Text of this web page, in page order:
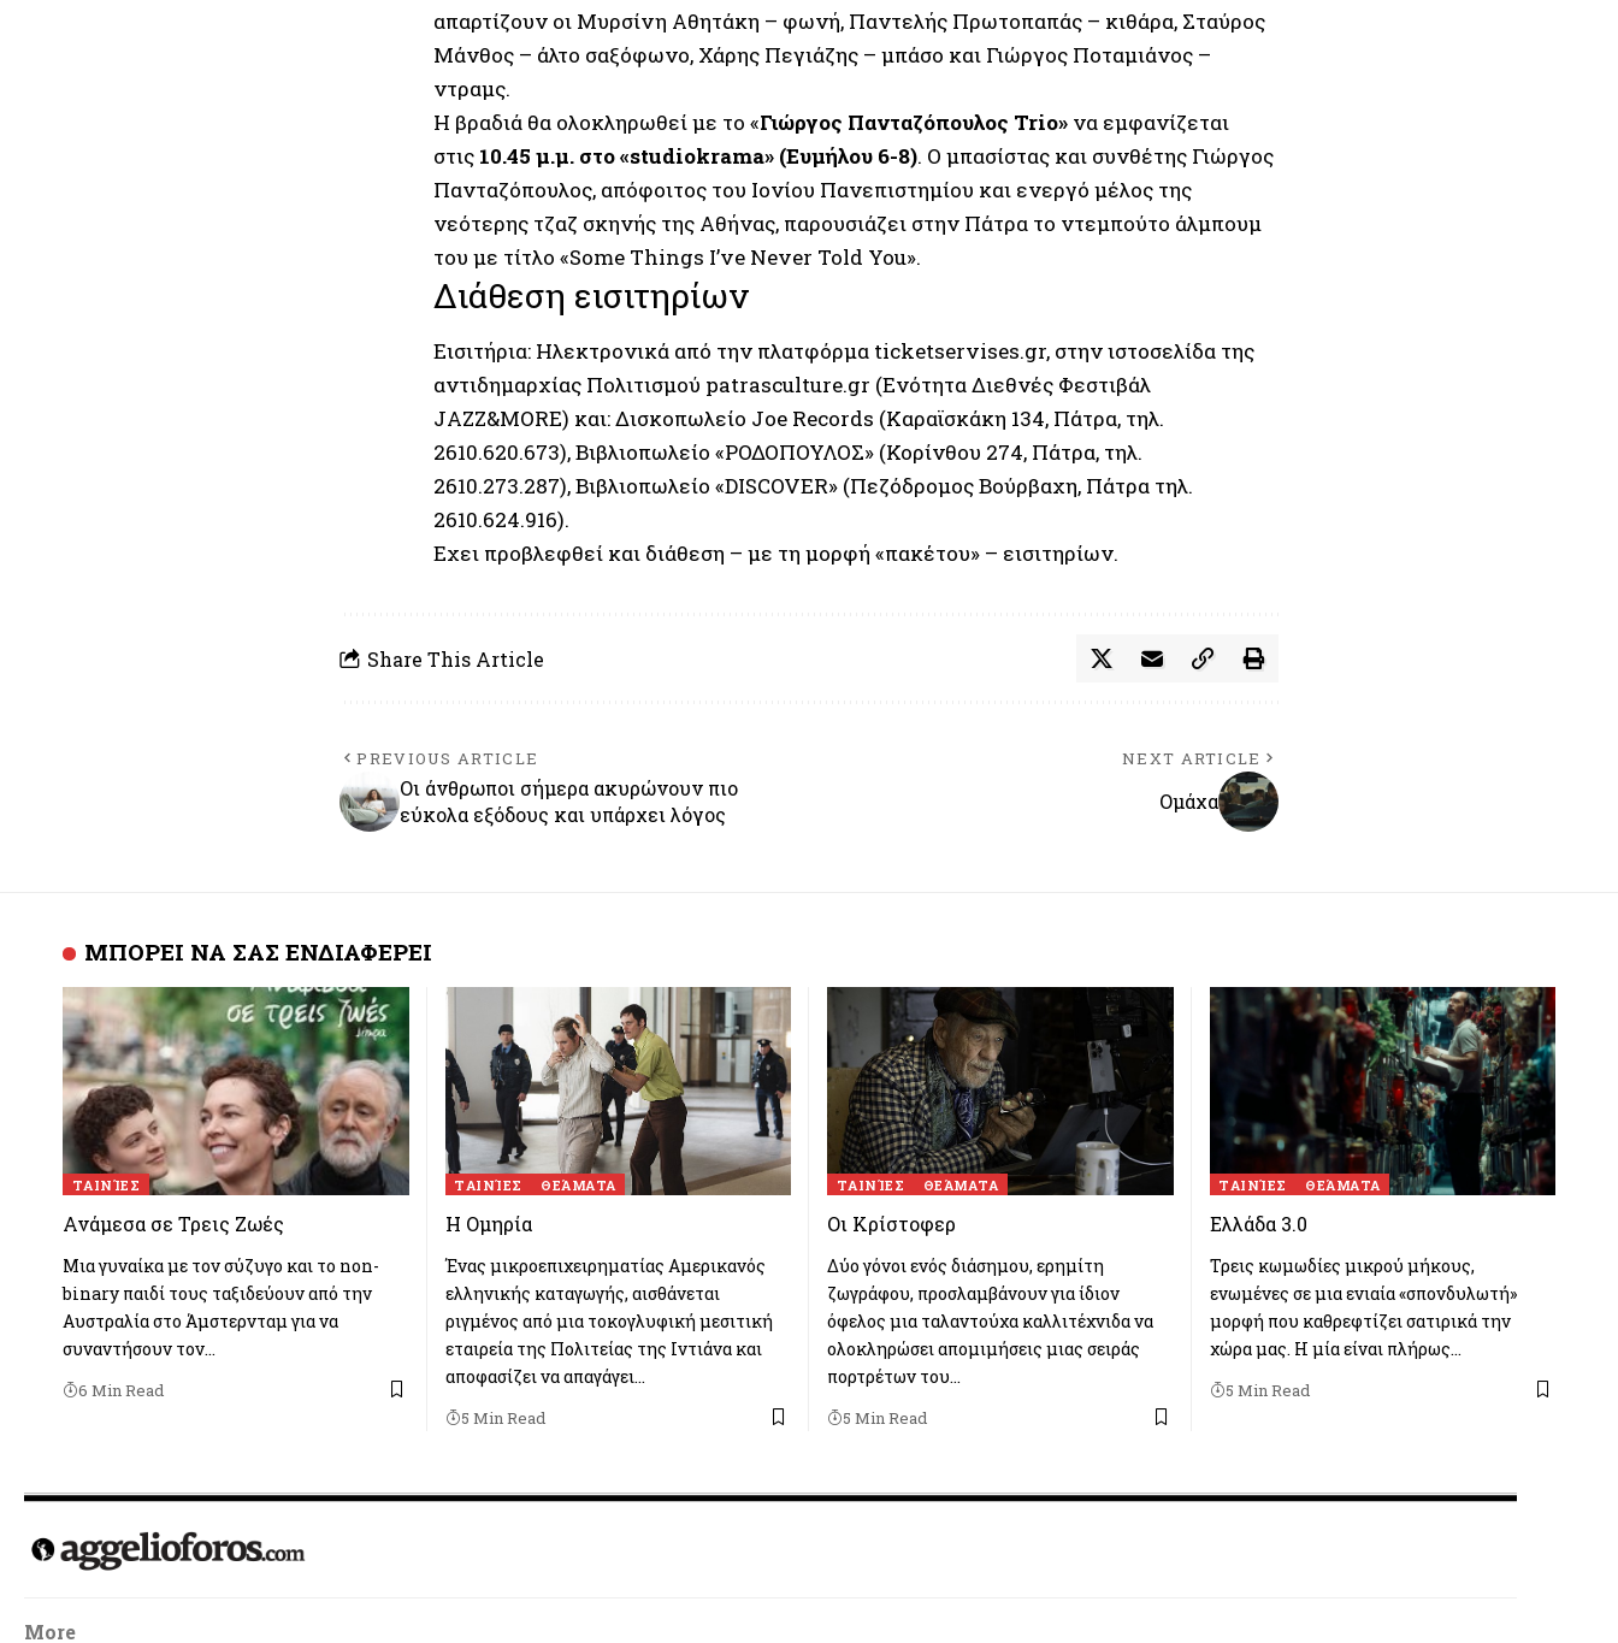
απαρτίζουν οι Μυρσίνη Αθητάκη – φωνή, Παντελής Πρωτοπαπάς – κιθάρα, Σταύρος
Μάνθος – άλτο σαξόφωνο, Χάρης Πεγιάζης – μπάσο και Γιώργος Ποταμιάνος –
ντραμς.
Η βραδιά θα ολοκληρωθεί με το «Γιώργος Πανταζόπουλος Trio» να εμφανίζεται
στις 10.45 μ.μ. στο «studiokrama» (Ευμήλου 6-8). Ο μπασίστας και συνθέτης Γιώργος
Πανταζόπουλος, απόφοιτος του Ιονίου Πανεπιστημίου και ενεργό μέλος της
νεότερης τζαζ σκηνής της Αθήνας, παρουσιάζει στην Πάτρα το ντεμπούτο άλμπουμ
του με τίτλο «Some Things I’ve Never Told You».
Διάθεση εισιτηρίων
Εισιτήρια: Ηλεκτρονικά από την πλατφόρμα ticketservises.gr, στην ιστοσελίδα της
αντιδημαρχίας Πολιτισμού patrasculture.gr (Ενότητα Διεθνές Φεστιβάλ
JAZZ&MORE) και: Δισκοπωλείο Joe Records (Καραϊσκάκη 134, Πάτρα, τηλ.
2610.620.673), Βιβλιοπωλείο «ΡΟΔΟΠΟΥΛΟΣ» (Κορίνθου 274, Πάτρα, τηλ.
2610.273.287), Βιβλιοπωλείο «DISCOVER» (Πεζόδρομος Βούρβαχη, Πάτρα τηλ.
2610.624.916).
Εχει προβλεφθεί και διάθεση – με τη μορφή «πακέτου» – εισιτηρίων.
Share This Article
PREVIOUS ARTICLE
Οι άνθρωποι σήμερα ακυρώνουν πιο
εύκολα εξόδους και υπάρχει λόγος
NEXT ARTICLE
Ομάχα
ΜΠΟΡΕΙ ΝΑ ΣΑΣ ΕΝΔΙΑΦΕΡΕΙ
TΑΙΝΊΕΣ
Ανάμεσα σε Τρεις Ζωές
Μια γυναίκα με τον σύζυγο και το non-
binary παιδί τους ταξιδεύουν από την
Αυστραλία στο Άμστερνταμ για να
συναντήσουν τον…
6 Min Read
TΑΙΝΊΕΣ ΘΕΆΜΑΤΑ
Η Ομηρία
Ένας μικροεπιχειρηματίας Αμερικανός
ελληνικής καταγωγής, αισθάνεται
ριγμένος από μια τοκογλυφική μεσιτική
εταιρεία της Πολιτείας της Ιντιάνα και
αποφασίζει να απαγάγει…
5 Min Read
TΑΙΝΊΕΣ ΘΕΆΜΑΤΑ
Οι Κρίστοφερ
Δύο γόνοι ενός διάσημου, ερημίτη
ζωγράφου, προσλαμβάνουν για ίδιον
όφελος μια ταλαντούχα καλλιτέχνιδα να
ολοκληρώσει απομιμήσεις μιας σειράς
πορτρέτων του…
5 Min Read
TΑΙΝΊΕΣ ΘΕΆΜΑΤΑ
Ελλάδα 3.0
Τρεις κωμωδίες μικρού μήκους,
ενωμένες σε μια ενιαία «σπονδυλωτή»
μορφή που καθρεφτίζει σατιρικά την
χώρα μας. Η μία είναι πλήρως…
5 Min Read
More